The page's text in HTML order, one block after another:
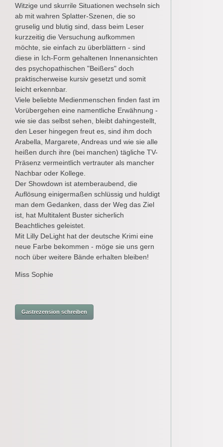
Witzige und skurrile Situationen wechseln sich
ab mit wahren Splatter-Szenen, die so
gruselig und blutig sind, dass beim Leser
kurzzeitig die Versuchung aufkommen
möchte, sie einfach zu überblättern - sind
diese in Ich-Form gehaltenen Innenansichten
des psychopathischen "Beißers" doch
praktischerweise kursiv gesetzt und somit
leicht erkennbar.
Viele beliebte Medienmenschen finden fast im
Vorübergehen eine namentliche Erwähnung -
wie sie das selbst sehen, bleibt dahingestellt,
den Leser hingegen freut es, sind ihm doch
Arabella, Margarete, Andreas und wie sie alle
heißen durch ihre (bei manchen) tägliche TV-
Präsenz vermeintlich vertrauter als mancher
Nachbar oder Kollege.
Der Showdown ist atemberaubend, die
Auflösung einigermaßen schlüssig und huldigt
man dem Gedanken, dass der Weg das Ziel
ist, hat Multitalent Buster sicherlich
Beachtliches geleistet.
Mit Lilly DeLight hat der deutsche Krimi eine
neue Farbe bekommen - möge sie uns gern
noch über weitere Bände erhalten bleiben!
Miss Sophie